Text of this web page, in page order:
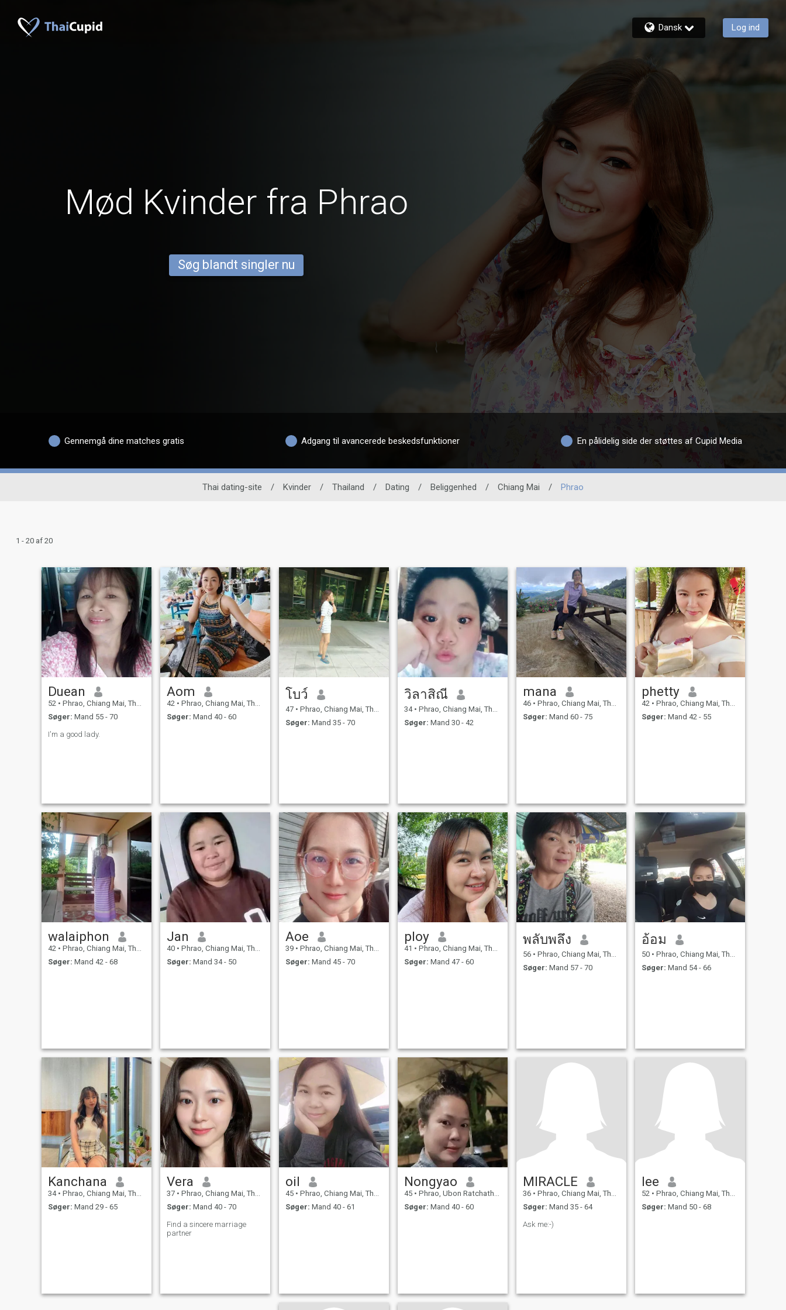
Dansk Log ind
Mød Kvinder fra Phrao
Søg blandt singler nu
Gennemgå dine matches gratis Adgang til avancerede beskedsfunktioner En pålidelig side der støttes af Cupid Media
Thai dating-site / Kvinder / Thailand / Dating / Beliggenhed / Chiang Mai / Phrao
1 - 20 af 20
Duean
52 • Phrao, Chiang Mai, Thailand
Søger: Mand 55 - 70
I'm a good lady.
Aom
42 • Phrao, Chiang Mai, Thailand
Søger: Mand 40 - 60
โบว์
47 • Phrao, Chiang Mai, Thailand
Søger: Mand 35 - 70
วิลาสิณี
34 • Phrao, Chiang Mai, Thailand
Søger: Mand 30 - 42
mana
46 • Phrao, Chiang Mai, Thailand
Søger: Mand 60 - 75
phetty
42 • Phrao, Chiang Mai, Thailand
Søger: Mand 42 - 55
walaiphon
42 • Phrao, Chiang Mai, Thailand
Søger: Mand 42 - 68
Jan
40 • Phrao, Chiang Mai, Thailand
Søger: Mand 34 - 50
Aoe
39 • Phrao, Chiang Mai, Thailand
Søger: Mand 45 - 70
ploy
41 • Phrao, Chiang Mai, Thailand
Søger: Mand 47 - 60
พลับพลึง
56 • Phrao, Chiang Mai, Thailand
Søger: Mand 57 - 70
อ้อม
50 • Phrao, Chiang Mai, Thailand
Søger: Mand 54 - 66
Kanchana
34 • Phrao, Chiang Mai, Thailand
Søger: Mand 29 - 65
Vera
37 • Phrao, Chiang Mai, Thailand
Søger: Mand 40 - 70
Find a sincere marriage
partner
oil
45 • Phrao, Chiang Mai, Thailand
Søger: Mand 40 - 61
Nongyao
45 • Phrao, Ubon Ratchathani, Thailand
Søger: Mand 40 - 60
MIRACLE
36 • Phrao, Chiang Mai, Thailand
Søger: Mand 35 - 64
Ask me:-)
lee
52 • Phrao, Chiang Mai, Thailand
Søger: Mand 50 - 68